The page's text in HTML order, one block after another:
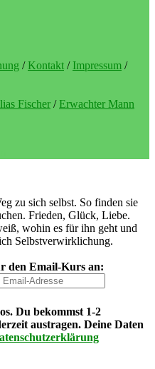
/Kontakt / Impressum /
Fischer /Erwachter Mann
zu sich selbst. So finden sie
Frieden, Glück, Liebe.
wohin es für ihn geht und
Selbstverwirklichung.
den Email-Kurs an:
. Du bekommst 1-2
austragen. Deine Daten